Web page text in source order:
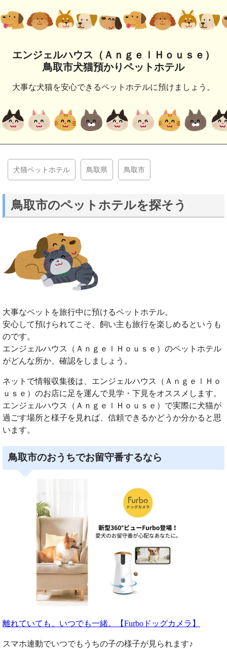
エンジェルハウス（ＡｎｇｅｌＨｏｕｓｅ）
鳥取市犬猫預かりペットホテル
大事な犬猫を安心できるペットホテルに預けましょう。
犬猫ペットホテル 鳥取県 鳥取市
鳥取市のペットホテルを探そう
大事なペットを旅行中に預けるペットホテル。
安心して預けられてこそ、飼い主も旅行を楽しめるというも
のです。
エンジェルハウス（ＡｎｇｅｌＨｏｕｓｅ）のペットホテル
がどんな所か、確認をしましょう。
ネットで情報収集後は、エンジェルハウス（ＡｎｇｅｌＨｏ
ｕｓｅ）のお店に足を運んで見学・下見をオススメします。
エンジェルハウス（ＡｎｇｅｌＨｏｕｓｅ）で実際に犬猫が
過ごす場所と様子を見れば、信頼できるかどうか分かると思
います。
鳥取市のおうちでお留守番するなら
離れていても、いつでも一緒。【Furboドッグカメラ】
スマホ連動でいつでもうちの子の様子が見られます♪